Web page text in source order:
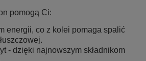
pomogą Ci:
energii, co z kolei pomaga spalić
- dzięki najnowszym składnikom